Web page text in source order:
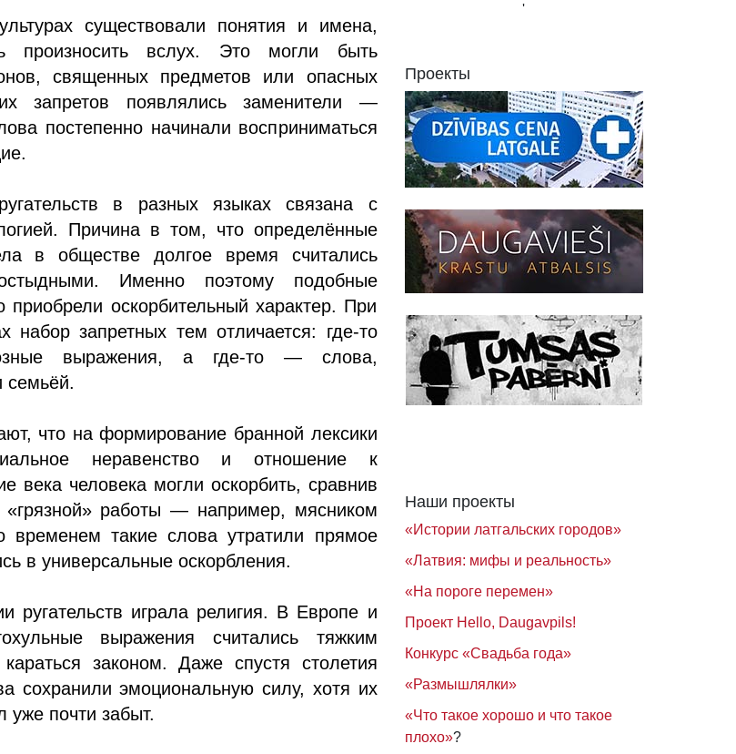
существовали понятия и имена,
произносить вслух. Это могли быть
священных предметов или опасных
запретов появлялись заменители —
постепенно начинали восприниматься
в разных языках связана с
Причина в том, что определённые
в обществе долгое время считались
Именно поэтому подобные
приобрели оскорбительный характер. При
набор запретных тем отличается: где-то
выражения, а где-то — слова,
семьёй.
что на формирование бранной лексики
неравенство и отношение к
века человека могли оскорбить, сравнив
«грязной» работы — например, мясником
временем такие слова утратили прямое
в универсальные оскорбления.
ругательств играла религия. В Европе и
выражения считались тяжким
законом. Даже спустя столетия
сохранили эмоциональную силу, хотя их
уже почти забыт.
'
Проекты
Наши проекты
«Истории латгальских городов»
«Латвия: мифы и реальность»
«На пороге перемен»
Проект Hello, Daugavpils!
Конкурс «Свадьба года»
«Размышлялки»
«Что такое хорошо и что такое
плохо»?